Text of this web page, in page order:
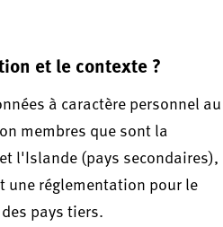
et le contexte ?
à caractère personnel au
membres que sont la
l'Islande (pays secondaires),
une réglementation pour le
pays tiers.